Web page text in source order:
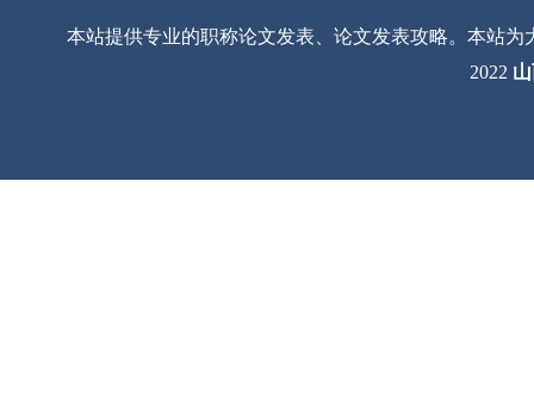
本站提供专业的职称论文发表、论文发表攻略。本站
2022